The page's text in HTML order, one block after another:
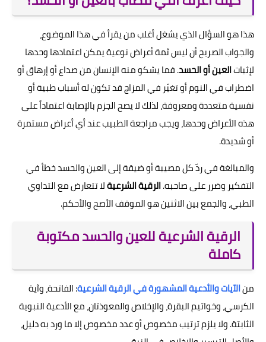
هذا هو السؤال الذي يشغل أغلب من يقرأ في هذا الموضوع،
والجواب الصريح أن ليس ثمة أعراض نوعية يمكن اعتمادها وحدها
لإثباتالعين أو الحسد. فما يشكو منه الإنسان من صداع أو إرهاق أو
اضطراب في النوم أو تغيّر في المزاج قد تكون له أسباب طبية أو
نفسية متعددة ومعروفة، لذلك لا يصح الجزم بالإصابة اعتماداً على
هذه الأعراض وحدها، ويجب مراجعة الطبيب عند أي أعراض مستمرة
أو شديدة.
والمبالغة في ردّ كل مصيبة أو ضيقة إلى العين والحسد خطأ في
التفكير وضرر على صاحبه.الرقية الشرعيةلا تتعارض مع التداوي
الطبي، والجمع بين الاثنين هو الموقف الأصح والأحكم.
الرقية الشرعية للعين والحسد مكتوبة
كاملة
منالآيات والأدعية المشهورة في الرقية الشرعية: الفاتحة، وآية
الكرسي، وخواتيم البقرة، والإخلاص والمعوذتان، مع الأدعية النبوية
الثابتة. ولا يلزم ترتيب مخصوص أو عدد مخصوص إلا ما ورد به دليل،